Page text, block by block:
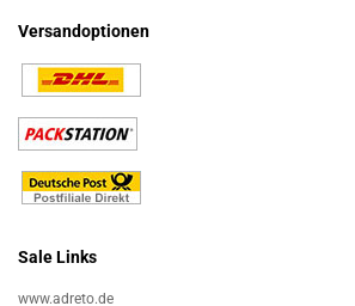
Versandoptionen
Sale Links
www.adreto.de